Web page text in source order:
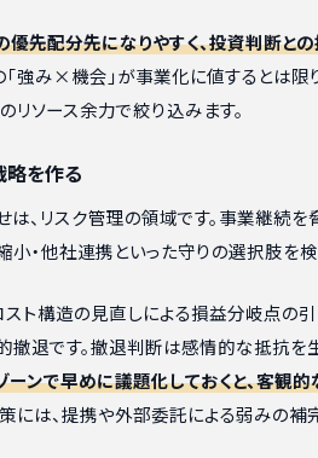
優先配分先になりやすく、投資判断と
「強み×機会」が事業化に値するとは限
リソース余力で絞り込みます。
を作る
、リスク管理の領域です。事業継続
小・他社連携といった守りの選択肢を検
ト構造の見直しによる損益分岐点の引
撤退です。撤退判断は感情的な抵抗を
ーンで早めに議題化しておくと、客観
には、提携や外部委託による弱みの補